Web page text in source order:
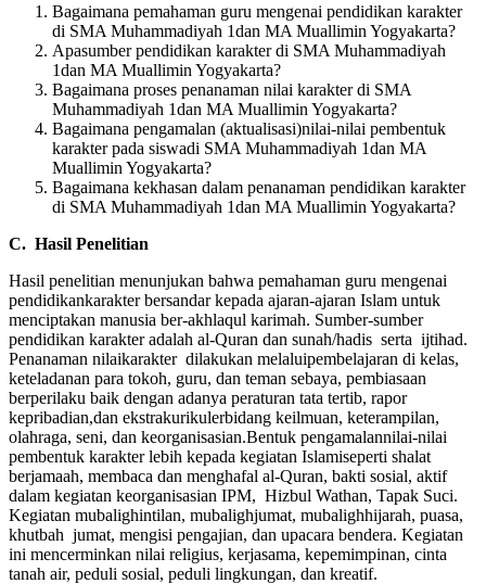
Bagaimana pemahaman guru mengenai pendidikan karakter
di SMA Muhammadiyah 1dan MA Muallimin Yogyakarta?
Apasumber pendidikan karakter di SMA Muhammadiyah
1dan MA Muallimin Yogyakarta?
Bagaimana proses penanaman nilai karakter di SMA
Muhammadiyah 1dan MA Muallimin Yogyakarta?
Bagaimana pengamalan (aktualisasi)nilai-nilai pembentuk
karakter pada siswadi SMA Muhammadiyah 1dan MA
Muallimin Yogyakarta?
Bagaimana kekhasan dalam penanaman pendidikan karakter
di SMA Muhammadiyah 1dan MA Muallimin Yogyakarta?
C. Hasil Penelitian
Hasil penelitian menunjukan bahwa pemahaman guru mengenai
pendidikankarakter bersandar kepada ajaran-ajaran Islam untuk
menciptakan manusia ber-akhlaqul karimah. Sumber-sumber
pendidikan karakter adalah al-Quran dan sunah/hadis serta ijtihad.
Penanaman nilaikarakter dilakukan melaluipembelajaran di kelas,
keteladanan para tokoh, guru, dan teman sebaya, pembiasaan
berperilaku baik dengan adanya peraturan tata tertib, rapor
kepribadian,dan ekstrakurikulerbidang keilmuan, keterampilan,
olahraga, seni, dan keorganisasian.Bentuk pengamalannilai-nilai
pembentuk karakter lebih kepada kegiatan Islamiseperti shalat
berjamaah, membaca dan menghafal al-Quran, bakti sosial, aktif
dalam kegiatan keorganisasian IPM, Hizbul Wathan, Tapak Suci.
Kegiatan mubalighintilan, mubalighjumat, mubalighhijarah, puasa,
khutbah jumat, mengisi pengajian, dan upacara bendera. Kegiatan
ini mencerminkan nilai religius, kerjasama, kepemimpinan, cinta
tanah air, peduli sosial, peduli lingkungan, dan kreatif.